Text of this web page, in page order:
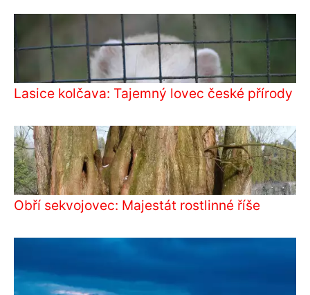
Lasice kolčava: Tajemný lovec české přírody
Obří sekvojovec: Majestát rostlinné říše